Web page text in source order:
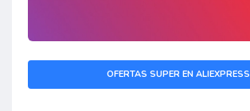
OFERTAS SUPER EN ALIEXPRESS